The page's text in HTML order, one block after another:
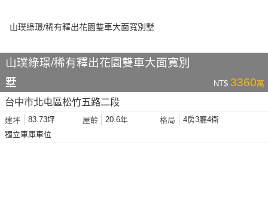
山璞綠璟/稀有釋出花園雙車大面寬別
墅
NT$ 3360萬
台中市北屯區松竹五路二段
建坪 83.73坪 屋齡 20.6年 格局
4房3廳4衛
獨立車庫車位